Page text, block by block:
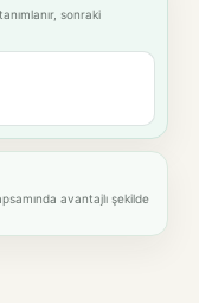
sonraki
avantajlı şekilde